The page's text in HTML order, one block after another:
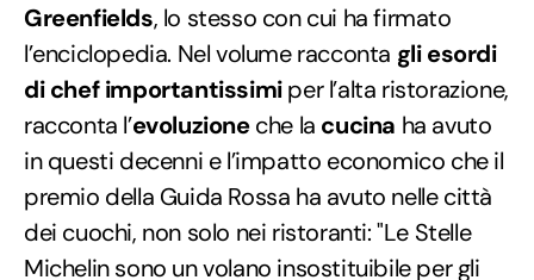
Greenfields, lo stesso con cui ha firmato
l’enciclopedia. Nel volume racconta gli esordi
di chef importantissimiper l’alta ristorazione,
racconta l’evoluzioneche la cucina ha avuto
in questi decenni e l’impatto economico che il
premio della Guida Rossa ha avuto nelle città
dei cuochi, non solo nei ristoranti: "Le Stelle
Michelin sono un volano insostituibile per gli